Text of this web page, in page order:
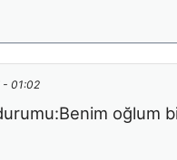
- 01:02
oğlum